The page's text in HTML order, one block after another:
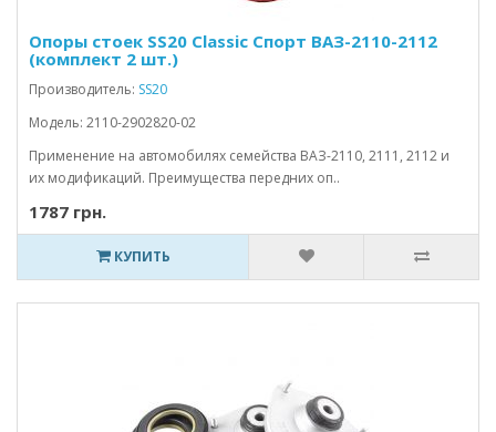
Опоры стоек SS20 Classic Спорт ВАЗ-2110-2112
(комплект 2 шт.)
Производитель: SS20
Модель: 2110-2902820-02
Применение на автомобилях семейства ВАЗ-2110, 2111, 2112 и
их модификаций. Преимущества передних оп..
1787 грн.
КУПИТЬ